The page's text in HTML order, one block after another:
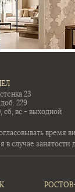
23
229
сб, вс - выходной
время
в случае